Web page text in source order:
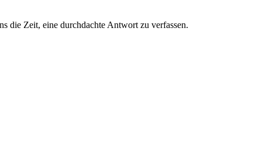
die Zeit, eine durchdachte Antwort zu verfassen.